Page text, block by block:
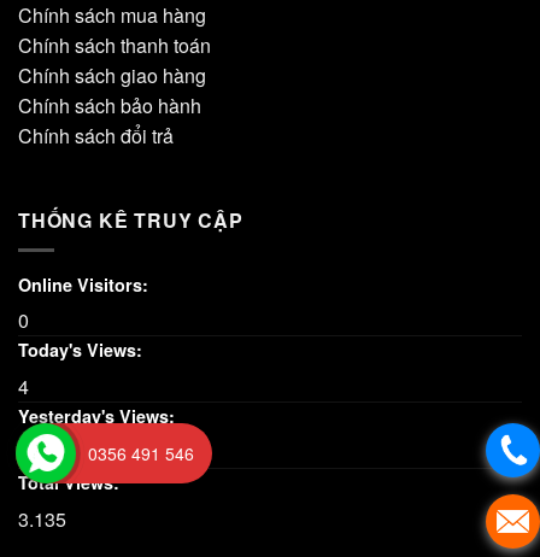
Chính sách mua hàng
Chính sách thanh toán
Chính sách giao hàng
Chính sách bảo hành
Chính sách đổi trả
THỐNG KÊ TRUY CẬP
Online Visitors:
0
Today's Views:
4
Yesterday's Views:
5
Total Views:
3.135
0356 491 546